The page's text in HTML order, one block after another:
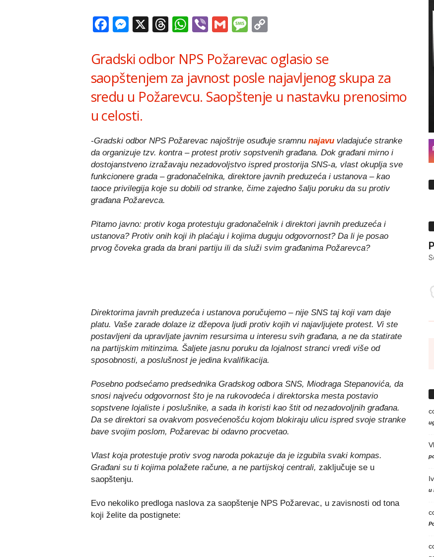
Facebook
Messenger
X Threads
WhatsApp
ViberGmailMessage
Gradski odbor NPS Požarevac oglasio se
saopštenjem za javnost posle najavljenog skupa za
sredu u Požarevcu. Saopštenje u nastavku prenosimo
u celosti.
-Gradski odbor NPS Požarevac najoštrije osuđuje sramnu najavuvladajuće stranke
da organizuje tzv. kontra – protest protiv sopstvenih građana. Dok građani mirno i
dostojanstveno izražavaju nezadovoljstvo ispred prostorija SNS-a, vlast okuplja sve
funkcionere grada – gradonačelnika, direktore javnih preduzeća i ustanova – kao
taoce privilegija koje su dobili od stranke, čime zajedno šalju poruku da su protiv
građana Požarevca.
Pitamo javno: protiv koga protestuju gradonačelnik i direktori javnih preduzeća i
ustanova? Protiv onih koji ih plaćaju i kojima duguju odgovornost? Da li je posao
prvog čoveka grada da brani partiju ili da služi svim građanima Požarevca?
Direktorima javnih preduzeća i ustanova poručujemo – nije SNS taj koji vam daje
platu. Vaše zarade dolaze iz džepova ljudi protiv kojih vi najavljujete protest. Vi ste
postavljeni da upravljate javnim resursima u interesu svih građana, a ne da statirate
na partijskim mitinzima. Šaljete jasnu poruku da lojalnost stranci vredi više od
sposobnosti, a poslušnost je jedina kvalifikacija.
Posebno podsećamo predsednika Gradskog odbora SNS, Miodraga Stepanovića, da
snosi najveću odgovornost što je na rukovodeća i direktorska mesta postavio
sopstvene lojaliste i poslušnike, a sada ih koristi kao štit od nezadovoljnih građana.
Da se direktori sa ovakvom posvećenošću kojom blokiraju ulicu ispred svoje stranke
bave svojim poslom, Požarevac bi odavno procvetao.
Vlast koja protestuje protiv svog naroda pokazuje da je izgubila svaki kompas.
Građani su ti kojima polažete račune, a ne partijskoj centrali, zaključuje se u
saopštenju.
Evo nekoliko predloga naslova za saopštenje NPS Požarevac, u zavisnosti od tona
koji želite da postignete:
u